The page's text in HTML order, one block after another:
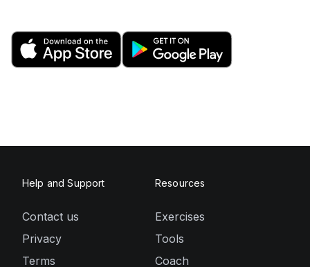
Help and Support
Contact us
Privacy
Terms
Resources
Exercises
Tools
Coach